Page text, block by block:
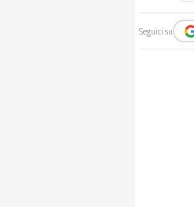
Seguici su